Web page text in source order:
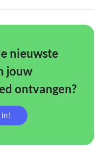
nieuwste
jouw
ontvangen?
in!